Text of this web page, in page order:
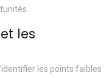
les
les points faibles